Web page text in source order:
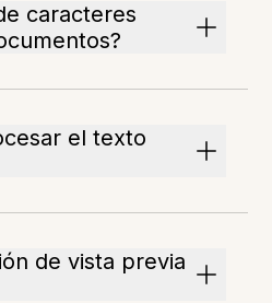
caracteres
el texto
de vista previa